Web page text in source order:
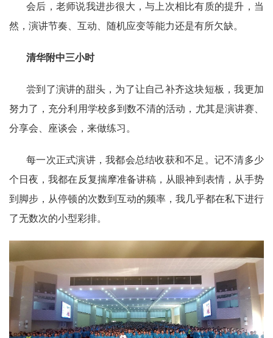
会后，老师说我进步很大，与上次相比有质的提升，当
然，演讲节奏、互动、随机应变等能力还是有所欠缺。
清华附中三小时
尝到了演讲的甜头，为了让自己补齐这块短板，我更加
努力了，充分利用学校多到数不清的活动，尤其是演讲赛、
分享会、座谈会，来做练习。
每一次正式演讲，我都会总结收获和不足。记不清多少
个日夜，我都在反复揣摩准备讲稿，从眼神到表情，从手势
到脚步，从停顿的次数到互动的频率，我几乎都在私下进行
了无数次的小型彩排。